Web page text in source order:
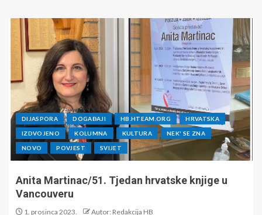
DIJASPORA DOGAĐAJI HB.HTEAM.ORG HRVATSKA
IZDVOJENO KOLUMNA KULTURA NEK' SE ZNA
NOVO POVJEST SVIJET
Anita Martinac/51. Tjedan hrvatske knjige u
Vancouveru
1. prosinca 2023. Autor: Redakcija HB